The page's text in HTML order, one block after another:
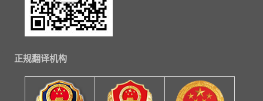
正规翻译机构